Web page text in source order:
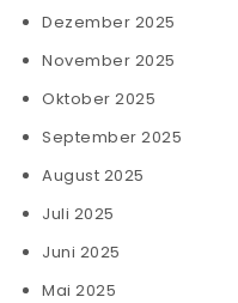
Dezember 2025
November 2025
Oktober 2025
September 2025
August 2025
Juli 2025
Juni 2025
Mai 2025